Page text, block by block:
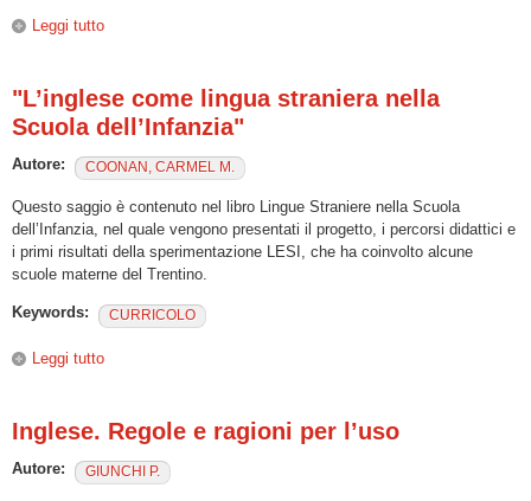
Leggi tutto
"L’inglese come lingua straniera nella
Scuola dell’Infanzia"
Autore: COONAN, CARMEL M.
Questo saggio è contenuto nel libro Lingue Straniere nella Scuola
dell’Infanzia, nel quale vengono presentati il progetto, i percorsi didattici e
i primi risultati della sperimentazione LESI, che ha coinvolto alcune
scuole materne del Trentino.
Keywords: CURRICOLO
Leggi tutto
Inglese. Regole e ragioni per l’uso
Autore: GIUNCHI P.